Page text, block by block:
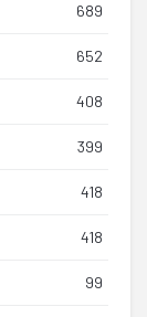
689
652
408
399
418
418
99